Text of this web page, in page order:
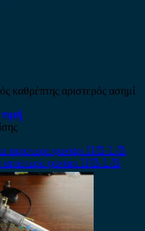
καθρέπτης αριστερός ασημί
φανάρι H/B-L/B